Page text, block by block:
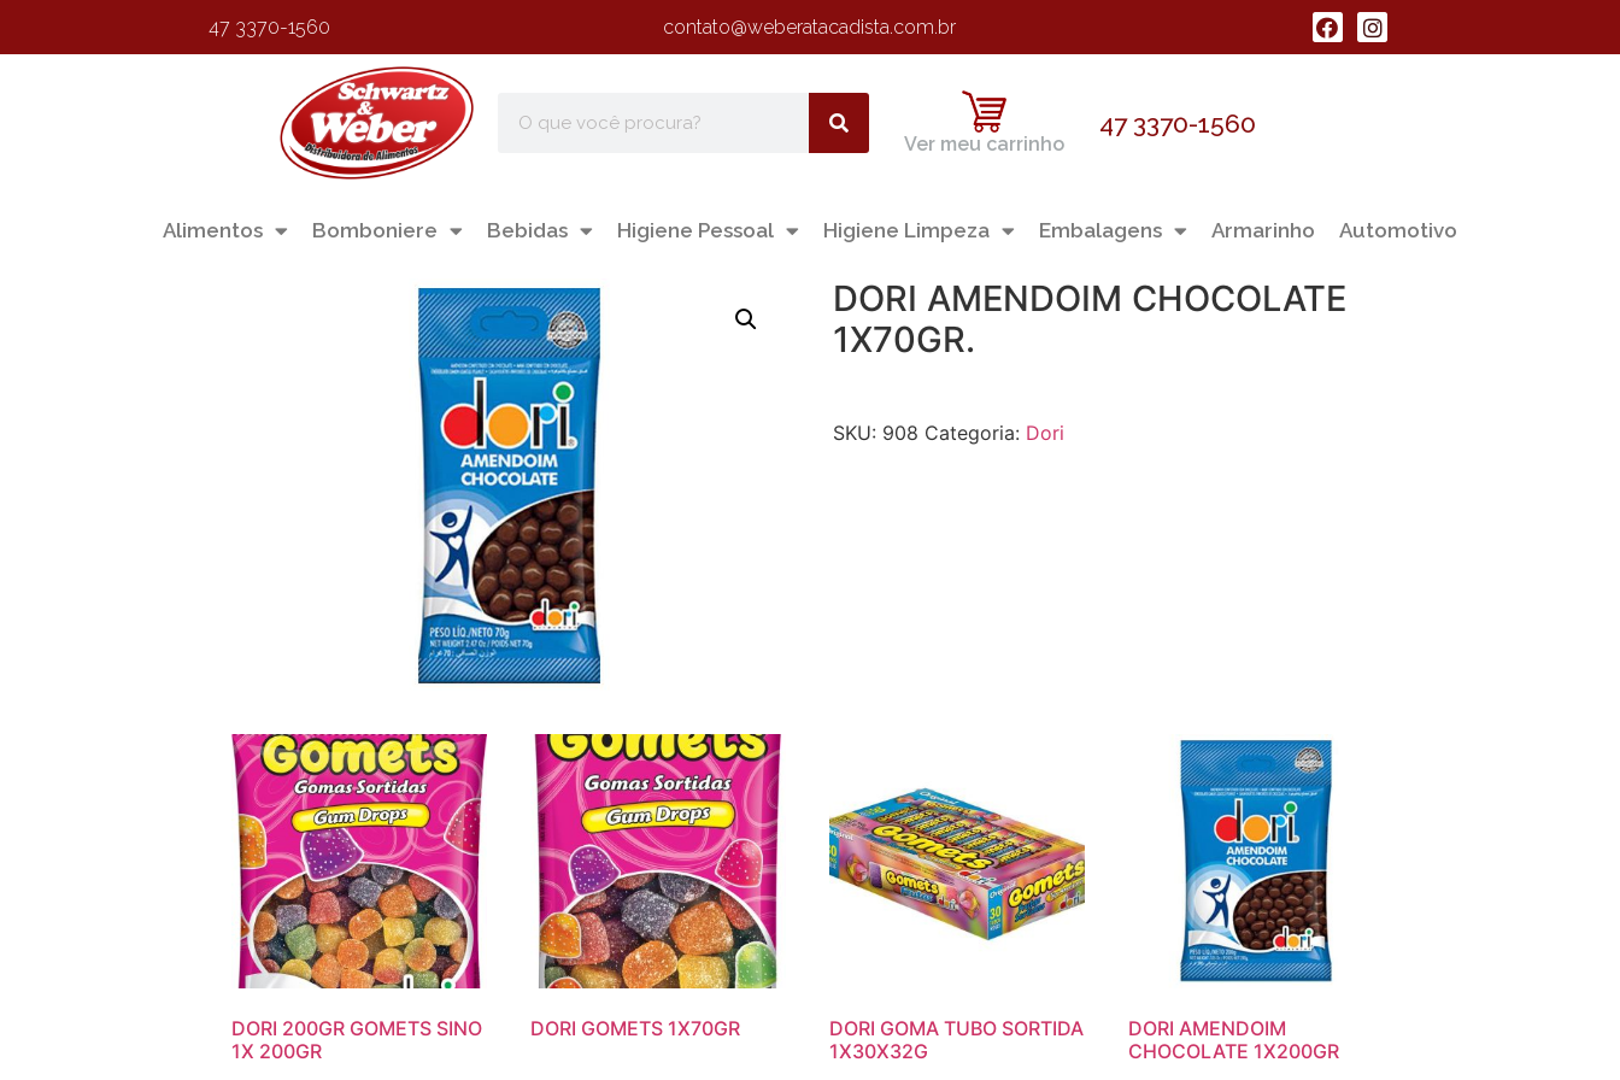
47 3370-1560 contato@weberatacadista.com.br
Ver meu carrinho
47 3370-1560
Alimentos Bomboniere Bebidas Higiene Pessoal Higiene Limpeza Embalagens Armarinho Automotivo
DORI AMENDOIM CHOCOLATE
1X70GR.
SKU: 908 Categoria: Dori
DORI 200GR GOMETS SINO
1X 200GR
DORI GOMETS 1X70GR
DORI GOMA TUBO SORTIDA
1X30X32G
DORI AMENDOIM
CHOCOLATE 1X200GR